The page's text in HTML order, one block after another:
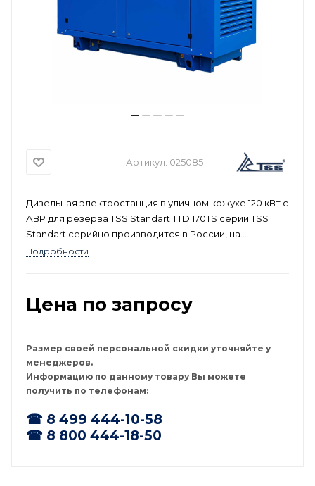
Артикул: 025085
Дизельная электростанция в уличном кожухе 120 кВт с
АВР для резерва TSS Standart TTD 170TS серии TSS
Standart серийно производится в России, на
мощностях современного производственного
напряжением 400 В, любых объектов-потребителей
номинальной мощностью 120 кВт (150 кВА) и
Подробности
Цена по запросу
Размер своей персональной скидки уточняйте у
менеджеров.
Информацию по данному товару Вы можете
получить по телефонам:
☎ 8 499 444-10-58
☎ 8 800 444-18-50